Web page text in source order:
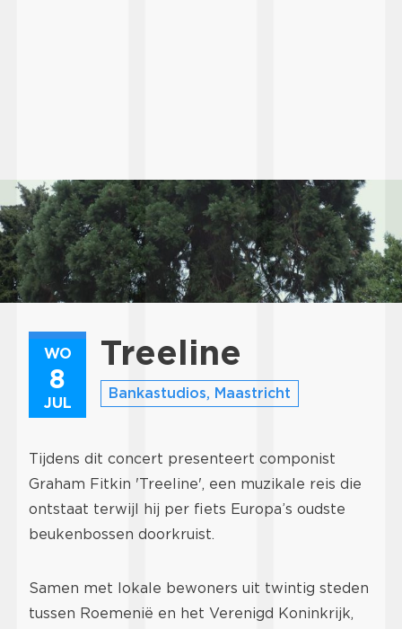
WO
8
JUL
Treeline
Bankastudios, Maastricht
Tijdens dit concert presenteert componist
Graham Fitkin 'Treeline', een muzikale reis die
ontstaat terwijl hij per fiets Europa’s oudste
beukenbossen doorkruist.
Samen met lokale bewoners uit twintig steden
tussen Roemenië en het Verenigd Koninkrijk,